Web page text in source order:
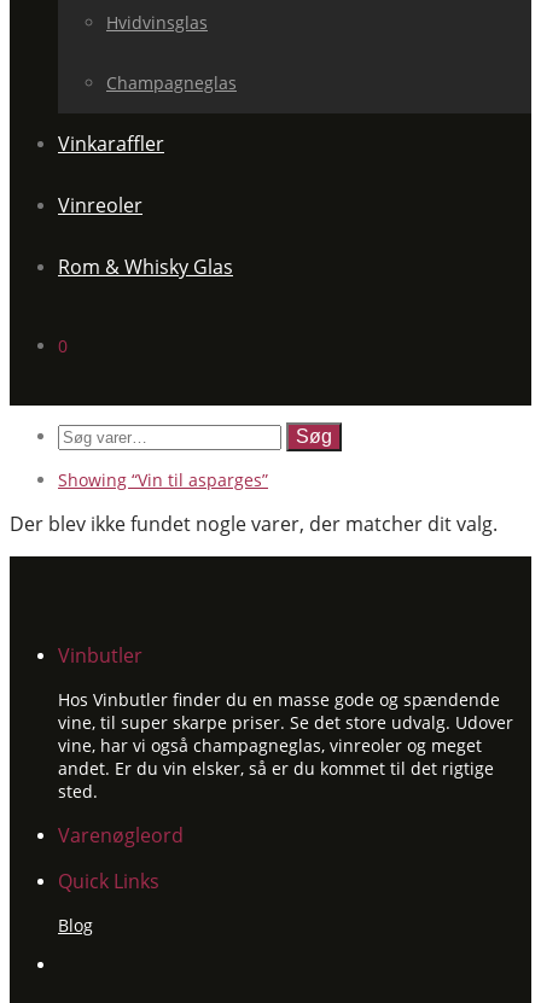
Hvidvinsglas
Champagneglas
Vinkaraffler
Vinreoler
Rom & Whisky Glas
0
Søg
efter:
Showing “Vin til asparges”
Der blev ikke fundet nogle varer, der matcher dit valg.
Vinbutler
Hos Vinbutler finder du en masse gode og spændende
vine, til super skarpe priser. Se det store udvalg. Udover
vine, har vi også champagneglas, vinreoler og meget
andet. Er du vin elsker, så er du kommet til det rigtige
sted.
Varenøgleord
Quick Links
Blog